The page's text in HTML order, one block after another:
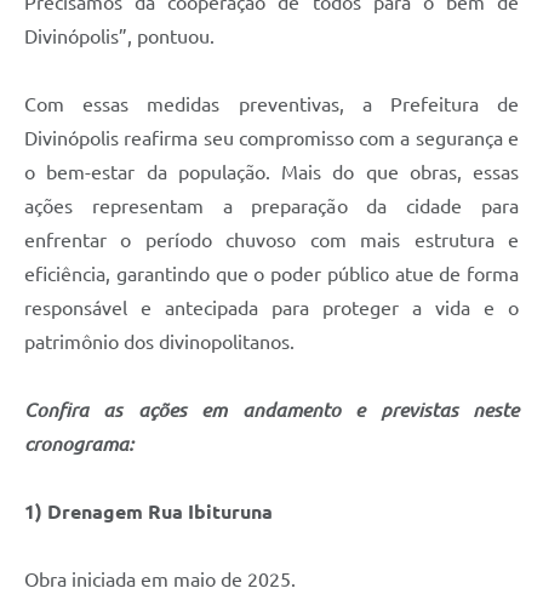
Divinópolis”, pontuou.
Com essas medidas preventivas, a Prefeitura de
Divinópolis reafirma seu compromisso com a segurança e
o bem-estar da população. Mais do que obras, essas
ações representam a preparação da cidade para
enfrentar o período chuvoso com mais estrutura e
eficiência, garantindo que o poder público atue de forma
responsável e antecipada para proteger a vida e o
patrimônio dos divinopolitanos.
Confira as ações em andamento e previstas neste
cronograma:
1) Drenagem Rua Ibituruna
Obra iniciada em maio de 2025.